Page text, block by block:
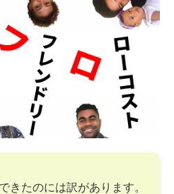
きたのには訳があります。